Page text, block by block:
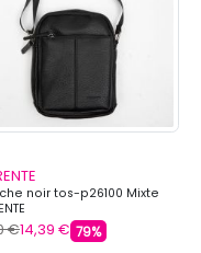
noir tos-p26100 Mixte
€14,39 € 79%